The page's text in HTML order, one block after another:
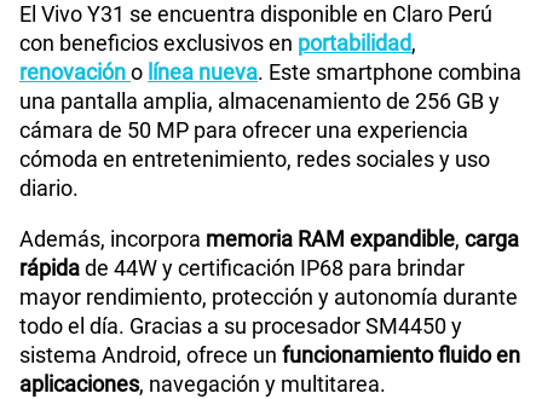
Paga solo
160GBen alta velocidad
S/109.90
Paga solo
175GB en alta velocidad
S/159.90
El Vivo Y31 se encuentra disponible en Claro Perú
con beneficios exclusivos en portabilidad,
renovacióno línea nueva. Este smartphone combina
una pantalla amplia, almacenamiento de 256 GB y
cámara de 50 MP para ofrecer una experiencia
cómoda en entretenimiento, redes sociales y uso
diario.
Además, incorpora memoria RAM expandible, carga
rápidade 44W y certificación IP68 para brindar
mayor rendimiento, protección y autonomía durante
todo el día. Gracias a su procesador SM4450 y
sistema Android, ofrece un funcionamiento fluido en
aplicaciones, navegación y multitarea.